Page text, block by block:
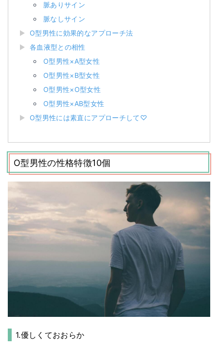
脈ありサイン
脈なしサイン
O型男性に効果的なアプローチ法
各血液型との相性
O型男性×A型女性
O型男性×B型女性
O型男性×O型女性
O型男性×AB型女性
O型男性には素直にアプローチして♡
O型男性の性格特徴10個
1.優しくておおらか